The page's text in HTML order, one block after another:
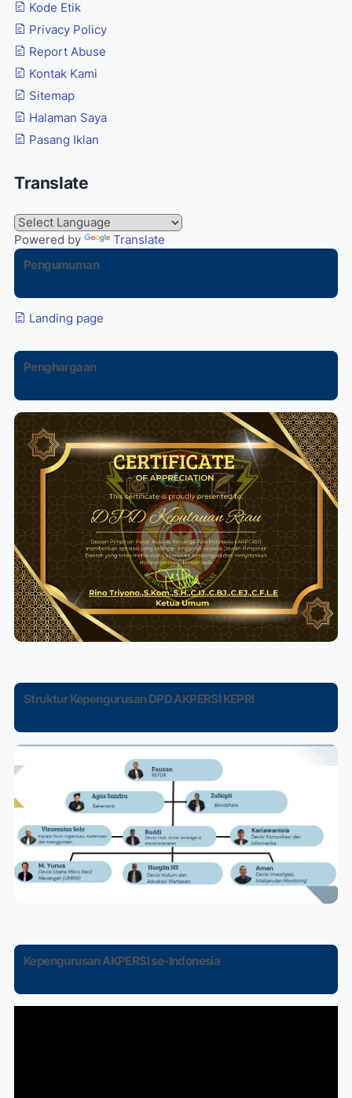
Kode Etik
Privacy Policy
Report Abuse
Kontak Kami
Sitemap
Halaman Saya
Pasang Iklan
Translate
Powered by
Translate
Pengumuman
Landing page
Penghargaan
Struktur Kepengurusan DPD AKPERSI KEPRI
Kepengurusan AKPERSI se-Indonesia